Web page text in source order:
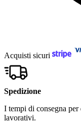
Acquisti sicuri
Spedizione
I tempi di consegna
lavorativi.